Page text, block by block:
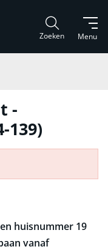
Menu
Zoeken
-
139)
huisnummer 19
vanaf